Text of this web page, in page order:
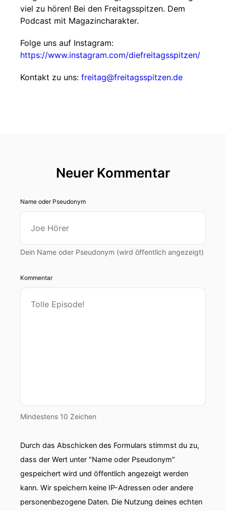
viel zu hören! Bei den Freitagsspitzen. Dem
Podcast mit Magazincharakter.
Folge uns auf Instagram:
https://www.instagram.com/diefreitagsspitzen/
Kontakt zu uns: freitag@freitagsspitzen.de
Neuer Kommentar
Name oder Pseudonym
Dein Name oder Pseudonym (wird öffentlich angezeigt)
Kommentar
Mindestens 10 Zeichen
Durch das Abschicken des Formulars stimmst du zu,
dass der Wert unter "Name oder Pseudonym"
gespeichert wird und öffentlich angezeigt werden
kann. Wir speichern keine IP-Adressen oder andere
personenbezogene Daten. Die Nutzung deines echten